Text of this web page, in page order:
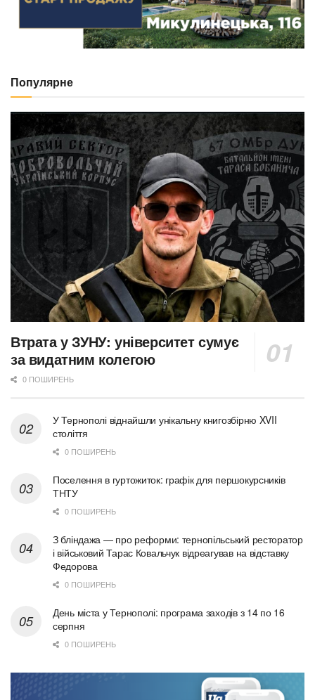
Популярне
Втрата у ЗУНУ: університет сумує
за видатним колегою
0 ПОШИРЕНЬ
У Тернополі віднайшли унікальну книгозбірню XVII
століття
0 ПОШИРЕНЬ
Поселення в гуртожиток: графік для першокурсників
ТНТУ
0 ПОШИРЕНЬ
З бліндажа — про реформи: тернопільський ресторатор
і військовий Тарас Ковальчук відреагував на відставку
Федорова
0 ПОШИРЕНЬ
День міста у Тернополі: програма заходів з 14 по 16
серпня
0 ПОШИРЕНЬ